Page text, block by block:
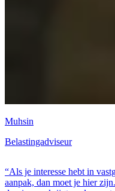
Muhsin
Belastingadviseur
“Als je interesse hebt in
aanpak, dan moet je hier